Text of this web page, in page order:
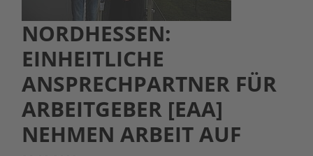
NORDHESSEN:
EINHEITLICHE
ANSPRECHPARTNER FÜR
ARBEITGEBER [EAA]
NEHMEN ARBEIT AUF